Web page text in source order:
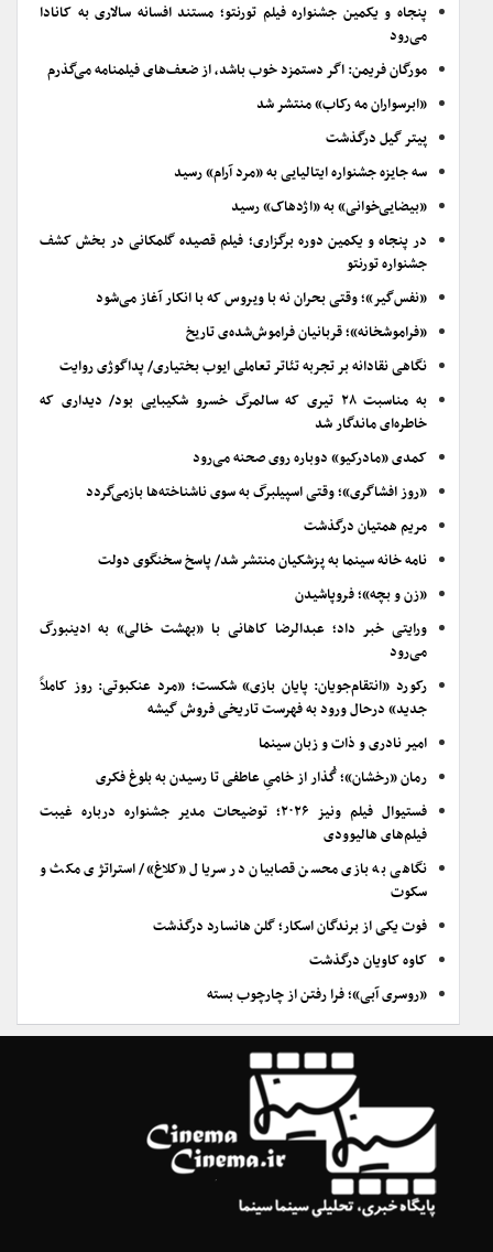
پنجاه و یکمین جشنواره فیلم تورنتو؛ مستند افسانه سالاری به کانادا
می‌رود
مورگان فریمن: اگر دستمزد خوب باشد، از ضعف‌های فیلمنامه می‌گذرم
«ابرسواران مه رکاب» منتشر شد
پیتر گیل درگذشت
سه جایزه جشنواره ایتالیایی به «مرد آرام» رسید
«بیضایی‌خوانی» به «اژدهاک» رسید
در پنجاه و یکمین دوره برگزاری؛ فیلم قصیده گلمکانی در بخش کشف
جشنواره تورنتو
«نفس‌گیر»؛ وقتی بحران نه با ویروس که با انکار آغاز می‌شود
«فراموشخانه»؛ قربانیان فراموش‌شده‌ی تاریخ
نگاهی نقادانه بر تجربه تئاتر تعاملی ایوب بختیاری/ پداگوژی روایت
به مناسبت ۲۸ تیری که سالمرگ خسرو شکیبایی بود/ دیداری که
خاطره‌ای ماندگار شد
کمدی «مادرکیو» دوباره روی صحنه می‌رود
«روز افشاگری»؛ وقتی اسپیلبرگ به سوی ناشناخته‌ها بازمی‌گردد
مریم همتیان درگذشت
نامه خانه سینما به پزشکیان منتشر شد/ پاسخ سخنگوی دولت
«زن و بچه»؛ فروپاشیدن
ورایتی خبر داد؛ عبدالرضا کاهانی با «بهشت خالی» به ادینبورگ
می‌رود
رکورد «انتقام‌جویان: پایان بازی» شکست؛ «مرد عنکبوتی: روز کاملاً
جدید» درحال ورود به فهرست تاریخی فروش گیشه
امیر نادری و ذات و زبان سینما
رمان «رخشان»؛ گُذار از خامیِ عاطفی تا رسیدن به بلوغ فکری
فستیوال فیلم ونیز ۲۰۲۶؛ توضیحات مدیر جشنواره درباره غیبت
فیلم‌های هالیوودی
نگاهی به بازی محسن قصابیان در سریال «کلاغ»/ استراتژی مکث و
سکوت
فوت یکی از برندگان اسکار؛ گلن هانسارد درگذشت
کاوه کاویان درگذشت
«روسری آبی»؛ فرا رفتن از چارچوب بسته